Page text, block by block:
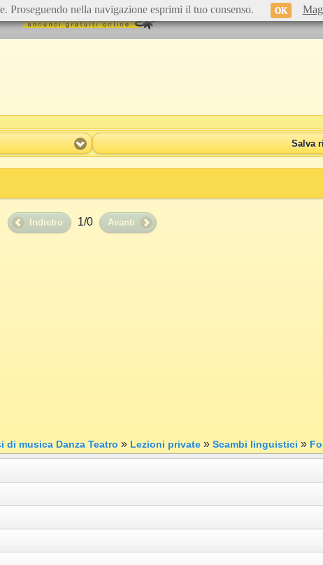
Salva
Indietro 1/0 Avanti
di musica Danza Teatro » Lezioni private» Scambi linguistici »
nella navigazione esprimi il tuo consenso. OK